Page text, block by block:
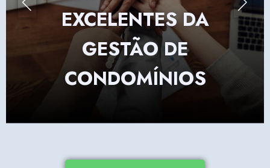
EXCELENTES DA
GESTÃO DE
CONDOMÍNIOS